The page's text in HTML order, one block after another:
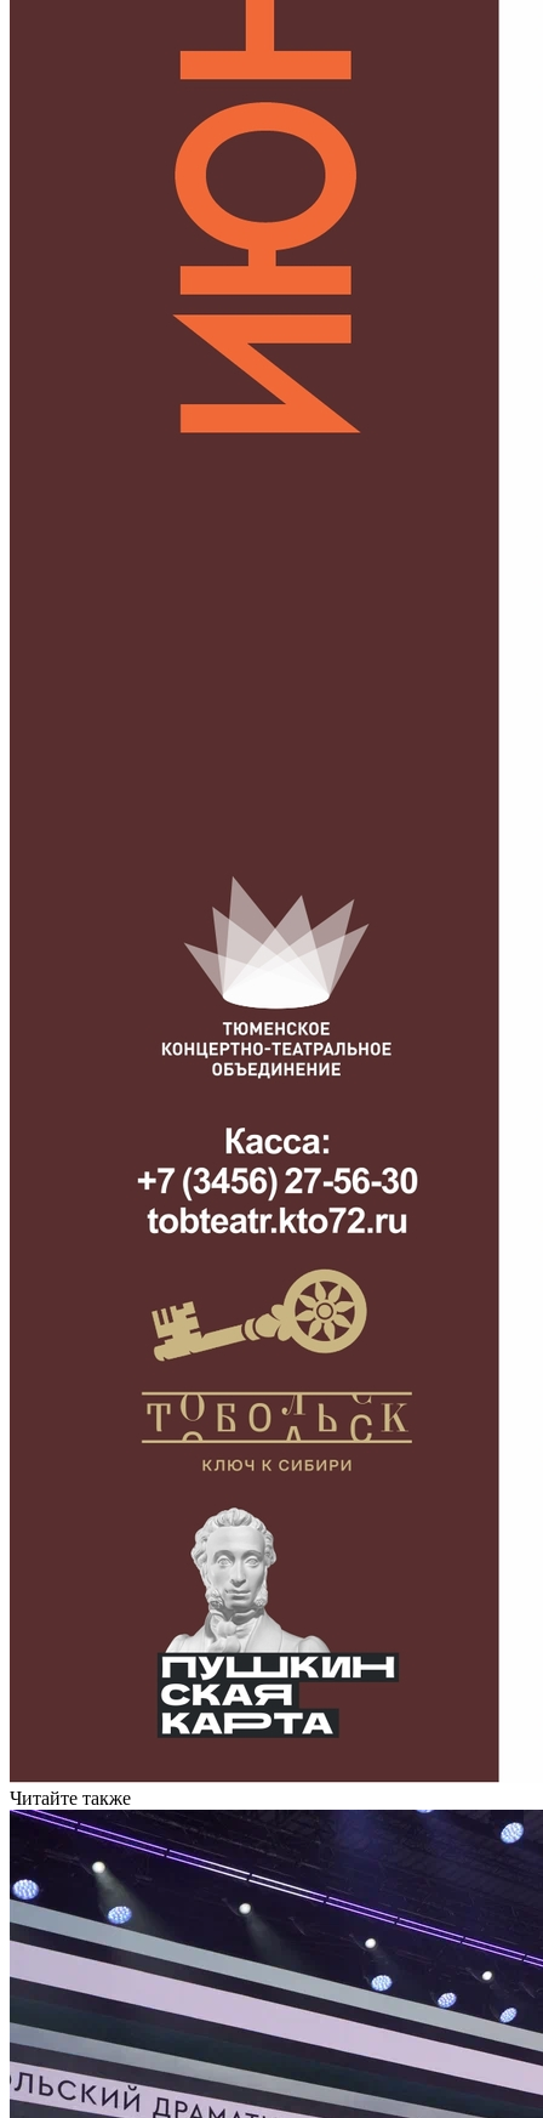
Читайте также